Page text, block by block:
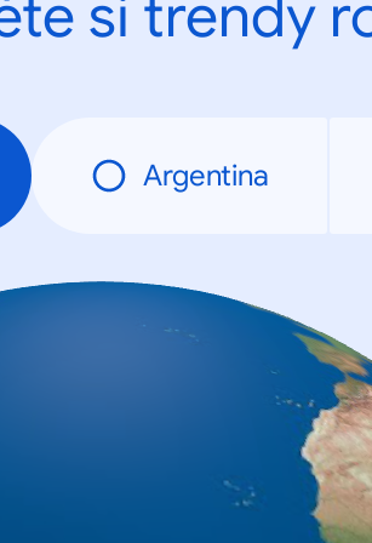
si trendy
Argentina